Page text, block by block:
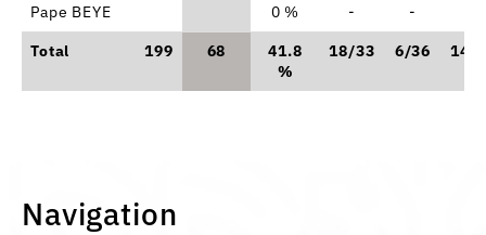
Pape BEYE 0 % - -
Total
199 68
41.8
%
18/33 6/36 14/
Navigation